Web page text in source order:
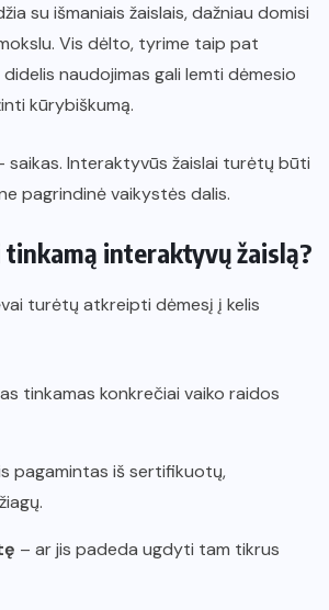
su išmaniais žaislais, dažniau domisi
Vis dėlto, tyrime taip pat
naudojimas gali lemti dėmesio
kūrybiškumą.
saikas. Interaktyvūs žaislai turėtų būti
pagrindinė vaikystės dalis.
interaktyvų žaislą?
turėtų atkreipti dėmesį į kelis
tinkamas konkrečiai vaiko raidos
pagamintas iš sertifikuotų,
– ar jis padeda ugdyti tam tikrus